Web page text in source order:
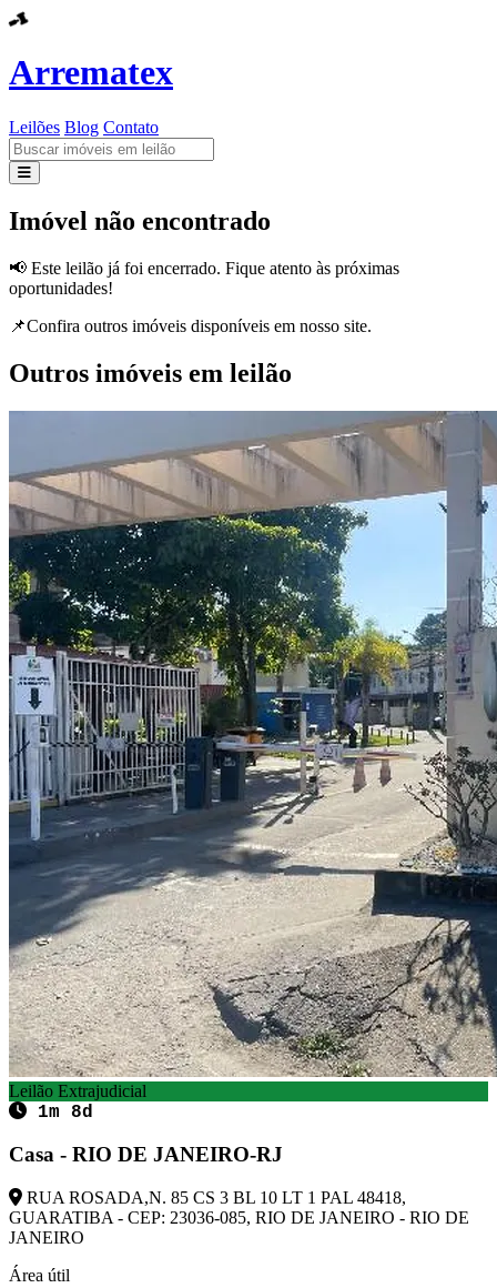
Arrematex
Leilões Blog Contato
Leilões
Imóvel não encontrado
📢 Este leilão já foi encerrado. Fique atento às próximas
oportunidades!
📌Confira outros imóveis disponíveis em nosso site.
Outros imóveis em leilão
Leilão Extrajudicial
1m 8d
Casa - RIO DE JANEIRO-RJ
RUA ROSADA,N. 85 CS 3 BL 10 LT 1 PAL 48418,
GUARATIBA - CEP: 23036-085, RIO DE JANEIRO - RIO DE
JANEIRO
Área útil